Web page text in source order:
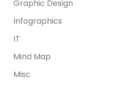
Graphic Design
Infographics
IT
Mind Map
Misc